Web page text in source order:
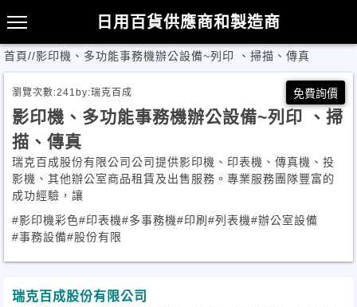
日用百貨供應商和製造商
首頁//影印機、多功能事務機辦公設備~列印 、掃描、傳真
瀏覽次數:241 by:瑞克百成 免費詢價
影印機、多功能事務機辦公設備~列印 、掃
描、傳真
瑞克百成股份有限公司公司提供影印機、印表機、傳真機、投
影機、其他辦公室商品租賃及出售服務。專業服務團隊豐富的
成功經驗，讓
#影印機彩色#印表機#多事務機#印刷 #列表機#辦公室設備
#事務設備#股份有限
瑞克百成股份有限公司